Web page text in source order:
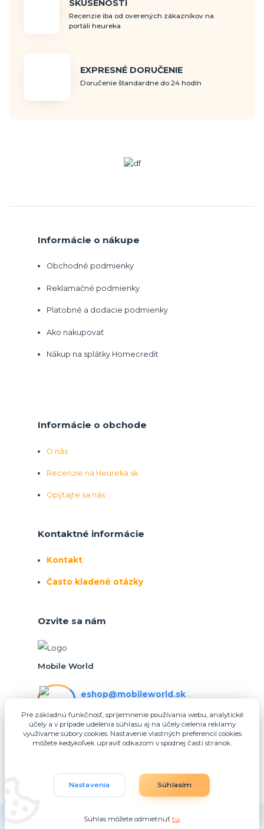
SKÚSENOSTÍ
Recenzie iba od overených zákazníkov na
portáli heureka
EXPRESNÉ DORUČENIE
Doručenie štandardne do 24 hodín
Informácie o nákupe
Obchodné podmienky
Reklamačné podmienky
Platobné a dodacie podmienky
Ako nakupovať
Nákup na splátky Homecredit
Informácie o obchode
O nás
Recenzie na Heureka.sk
Opýtajte sa nás
Kontaktné informácie
Kontakt
Často kladené otázky
Ozvite sa nám
Mobile World
eshop@mobileworld.sk
eshop@mobileworld.sk
Eshop-rychlo.sk
Pre základnú funkčnosť, spríjemnenie používania webu, analytické
účely a v prípade udelenia súhlasu aj na účely cielenia reklamy
využívame súbory cookies. Nastavenie vlastných preferencií cookies
môžete kedykoľvek upraviť odkazom v spodnej časti stránok.
Nastavenia Súhlasím
Súhlas môžete odmietnuť tu.